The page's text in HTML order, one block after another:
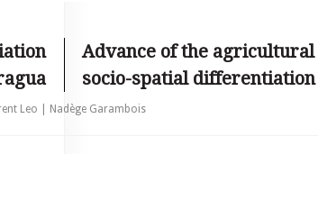
Advance of the
socio-spatial
Leo | Nadège Garambois